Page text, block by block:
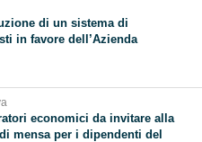
di un sistema di
in favore dell’Azienda
economici da invitare alla
mensa per i dipendenti del